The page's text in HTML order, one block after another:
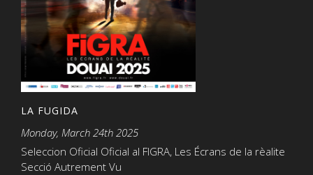
LA FUGIDA
Monday, March 24th 2025
Seleccion Oficial Oficial al FIGRA, Les Écrans de la rèalite
Secció Autrement Vu